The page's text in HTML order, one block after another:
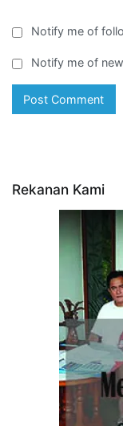
Notify me of
Notify me of
Rekanan Kami